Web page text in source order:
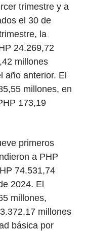
trimestre y a
el 30 de
la
24.269,72
millones
año anterior. El
millones, en
173,19
primeros
a PHP
74.531,74
2024. El
millones,
millones
básica por